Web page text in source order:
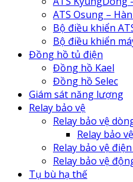
ATS Osung –
Bộ điều khiển
Bộ điều khiển
Đồng hồ tủ điện
Đồng hồ Kael
Đồng hồ Selec
Giám sát năng lượng
Relay bảo vệ
Relay bảo vệ
Relay bảo
Relay bảo vệ
Relay bảo vệ
Tụ bù hạ thế